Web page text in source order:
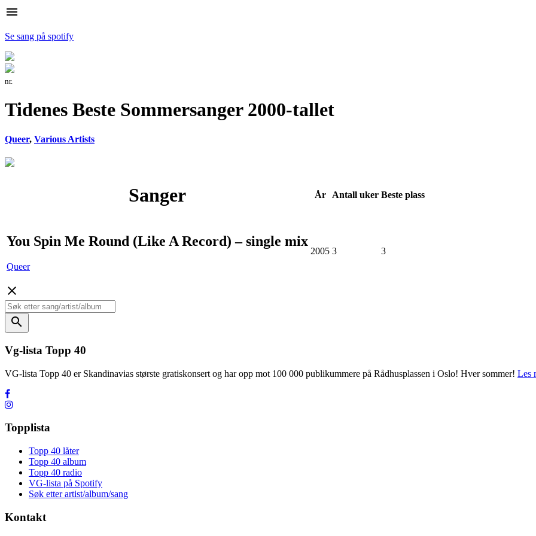
menu
Se sang på spotify
nr.
Tidenes Beste Sommersanger 2000-tallet
Queer, Various Artists
Sanger År Antall uker Beste plass
You Spin Me Round (Like A Record) – single mix
Queer
2005 3 3
close
search
Vg-lista Topp 40
VG-lista Topp 40 er Skandinavias største gratiskonsert og har opp mot 100 000 publikummere på Rådhusplassen i Oslo! Hver sommer! Les
Topplista
Topp 40 låter
Topp 40 album
Topp 40 radio
VG-lista på Spotify
Søk etter artist/album/sang
Kontakt